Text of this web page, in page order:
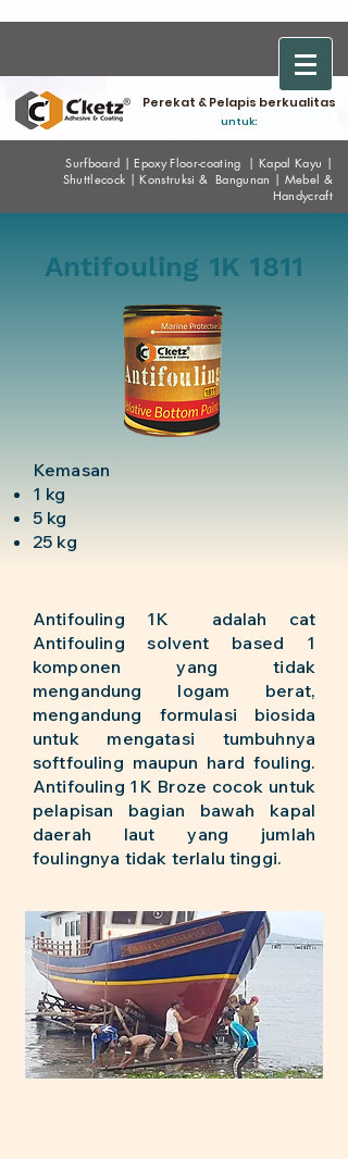
Perekat & Pelapis berkualitas
untuk:
Surfboard |EpoxyFloor-coating |Kapal Kayu |
Shuttlecock |Konstruksi & Bangunan | Mebel &
Handycraft
Kemasan
1 kg
5 kg
25 kg
Antifouling 1K 1811
Antifouling 1K adalah cat
Antifouling solvent based 1
komponen yang tidak
mengandung logam berat,
mengandung formulasi biosida
untuk mengatasi tumbuhnya
softfouling maupun hard fouling.
Antifouling 1K Broze cocok untuk
pelapisan bagian bawah kapal
daerah laut yang jumlah
foulingnya tidak terlalu tinggi.